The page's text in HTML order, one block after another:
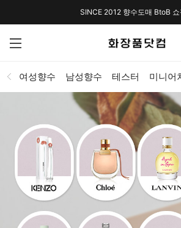
SINCE 2012 향수도매 BtoB 쇼
여성향수 남성향수 테스터 미니어